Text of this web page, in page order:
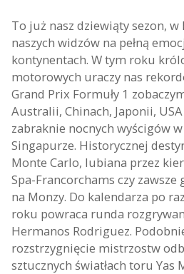
To już nasz dziewiąty sezon,
naszych widzów na pełną
kontynentach. W tym roku
motorowych uraczy nas
Grand Prix Formuły 1
Australii, Chinach, Japonii,
zabraknie nocnych wyścigów
Singapurze. Historycznej
Monte Carlo, lubiana przez
Spa-Francorchams czy zawsze
na Monzy. Do kalendarza po
roku powraca runda
Hermanos Rodriguez.
rozstrzygnięcie mistrzostw
sztucznych światłach toru Yas